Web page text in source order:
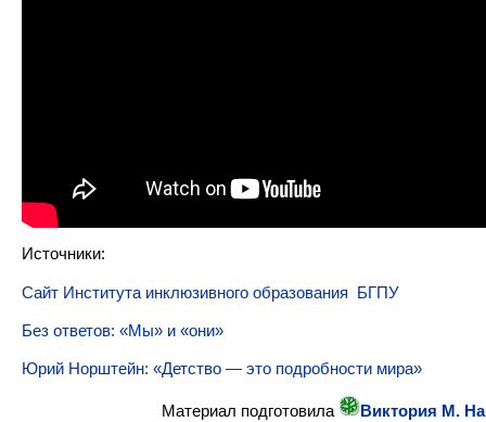
Источники:
Сайт Института инклюзивного образования БГПУ
Без ответов: «Мы» и «они»
Юрий Норштейн: «Детство — это подробности мира»
Материал подготовила Виктория М.